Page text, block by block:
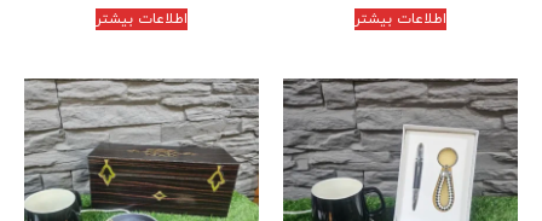
اطلاعات بیشتر اطلاعات بیشتر